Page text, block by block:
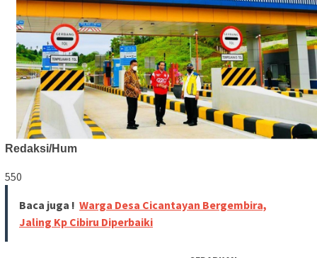
Redaksi/Hum
550
Baca juga ! Warga Desa Cicantayan Bergembira,
Jaling Kp Cibiru Diperbaiki